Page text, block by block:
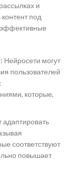
и
под
Нейросети могут
пользователей
которые,
соответствуют
повышает